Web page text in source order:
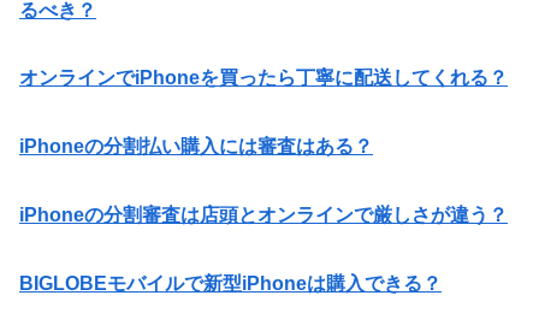
るべき？
オンラインでiPhoneを買ったら丁寧に配送してくれる？
iPhoneの分割払い購入には審査はある？
iPhoneの分割審査は店頭とオンラインで厳しさが違う？
BIGLOBEモバイルで新型iPhoneは購入できる？